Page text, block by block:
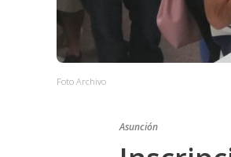
Foto Archivo
Asunción